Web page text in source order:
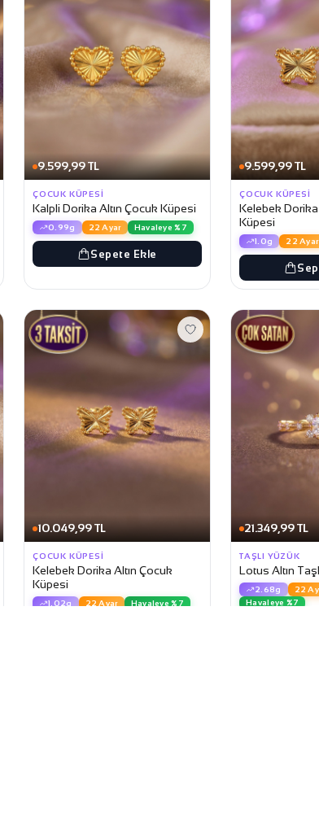
9.599,99 TL
ÇOCUK KÜPESI
Kalpli Dorika Altın Çocuk Küpesi
0.99g 22 Ayar Havaleye %7
Sepete Ekle
9.599,99 TL
ÇOCUK KÜPESI
Kelebek Dorika
Küpesi
1.0g 22 Ayar
10.049,99 TL
ÇOCUK KÜPESI
Kelebek Dorika Altın Çocuk
Küpesi
1.02g 22 Ayar Havaleye %7
21.349,99 TL
TAŞLI YÜZÜK
Lotus Altın
2.68g 22
Havaleye %7